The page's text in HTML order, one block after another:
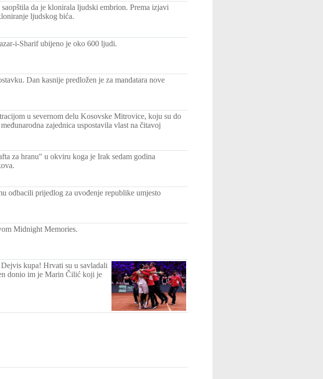
da je klonirala ljudski embrion. Prema izjavi
ljudskog bića.
i-Sharif ubijeno je oko 600 ljudi.
Dan kasnije predložen je za mandatara nove
u severnom delu Kosovske Mitrovice, koju su do
zajednica uspostavila vlast na čitavoj
za hranu" u okviru koga je Irak sedam godina
odbacili prijedlog za uvođenje republike umjesto
Midnight Memories.
kupa! Hrvati su u savladali
donio im je Marin Čilić koji je